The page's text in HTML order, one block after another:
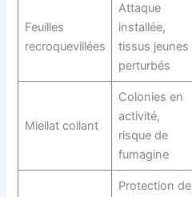
Feuilles
recroquevillées
Attaque
installée,
tissus jeunes
perturbés
Miellat collant
Colonies en
activité,
risque de
fumagine
Protection de